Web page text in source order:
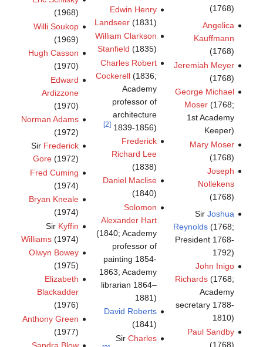
(1768)
Angelica
Kauffmann
(1768)
Jeremiah Meyer
(1768)
George Michael
Moser(1768;
1st Academy
Keeper)
Mary Moser
(1768)
Joseph
Nollekens
(1768)
Sir Joshua
Reynolds(1768;
President 1768-
1792)
John Inigo
Richards(1768;
Academy
secretary 1788-
1810)
Paul Sandby
(1768)
Edwin Henry
Landseer(1831)
William Clarkson
Stanfield (1835)
Charles Robert
Cockerell(1836;
Academy
professor of
architecture
1839-1856)
[2]
Frederick
Richard Lee
(1838)
Daniel Maclise
(1840)
Solomon
Alexander Hart
(1840; Academy
professor of
painting 1854-
1863; Academy
librarian 1864–
1881)
David Roberts
(1841)
Sir Charles
(1968)
Willi Soukop
(1969)
Hugh Casson
(1970)
Edward
Ardizzone
(1970)
Norman Adams
(1972)
Sir Frederick
Gore(1972)
Fred Cuming
(1974)
Bryan Kneale
(1974)
Sir Kyffin
Williams(1974)
Olwyn Bowey
(1975)
Elizabeth
Blackadder
(1976)
Anthony Green
(1977)